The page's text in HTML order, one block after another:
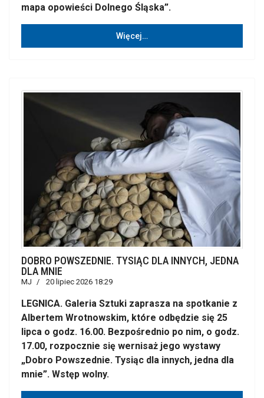
mapa opowieści Dolnego Śląska”.
Więcej…
DOBRO POWSZEDNIE. TYSIĄC DLA INNYCH, JEDNA
DLA MNIE
MJ 20 lipiec 2026 18:29
LEGNICA. Galeria Sztuki zaprasza na spotkanie z
Albertem Wrotnowskim, które odbędzie się 25
lipca o godz. 16.00. Bezpośrednio po nim, o godz.
17.00, rozpocznie się wernisaż jego wystawy
„Dobro Powszednie. Tysiąc dla innych, jedna dla
mnie”. Wstęp wolny.